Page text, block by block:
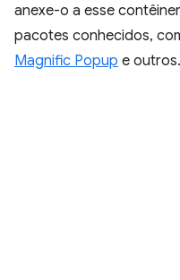
anexe-o a esse
pacotes conhecidos,
Magnific Popup e outros.